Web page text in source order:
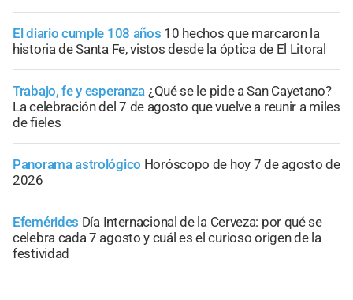
El diario cumple 108 años 10 hechos que marcaron la
historia de Santa Fe, vistos desde la óptica de El Litoral
Trabajo, fe y esperanza ¿Qué se le pide a San Cayetano?
La celebración del 7 de agosto que vuelve a reunir a miles
de fieles
Panorama astrológico Horóscopo de hoy 7 de agosto de
2026
Efemérides Día Internacional de la Cerveza: por qué se
celebra cada 7 agosto y cuál es el curioso origen de la
festividad